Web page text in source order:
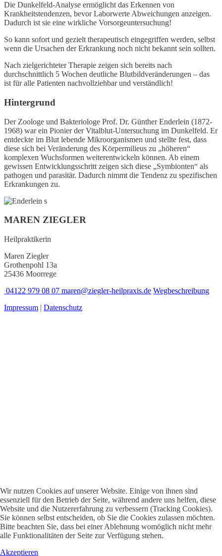
Die Dunkelfeld-Analyse ermöglicht das Erkennen von
Krankheitstendenzen, bevor Laborwerte Abweichungen anzeigen.
Dadurch ist sie eine wirkliche Vorsorgeuntersuchung!
So kann sofort und gezielt therapeutisch eingegriffen werden, selbst
wenn die Ursachen der Erkrankung noch nicht bekannt sein sollten.
Nach zielgerichteter Therapie zeigen sich bereits nach
durchschnittlich 5 Wochen deutliche Blutbildveränderungen – das
ist für alle Patienten nachvollziehbar und verständlich!
Hintergrund
Der Zoologe und Bakteriologe Prof. Dr. Günther Enderlein (1872-
1968) war ein Pionier der Vitalblut-Untersuchung im Dunkelfeld. Er
entdeckte im Blut lebende Mikroorganismen und stellte fest, dass
diese sich bei Veränderung des Körpermilieus zu „höheren“
komplexen Wuchsformen weiterentwickeln können. Ab einem
gewissen Entwicklungsschritt zeigen sich diese „Symbionten“ als
pathogen und parasitär. Dadurch nimmt die Tendenz zu spezifischen
Erkrankungen zu.
MAREN ZIEGLER
Heilpraktikerin
Maren Ziegler
Grothenpohl 13a
25436 Moorrege
04122 979 08 07 maren@ziegler-heilpraxis.de Wegbeschreibung
Impressum | Datenschutz
Wir nutzen Cookies auf unserer Website. Einige von ihnen sind
essenziell für den Betrieb der Seite, während andere uns helfen, diese
Website und die Nutzererfahrung zu verbessern (Tracking Cookies).
Sie können selbst entscheiden, ob Sie die Cookies zulassen möchten.
Bitte beachten Sie, dass bei einer Ablehnung womöglich nicht mehr
alle Funktionalitäten der Seite zur Verfügung stehen.
Akzeptieren